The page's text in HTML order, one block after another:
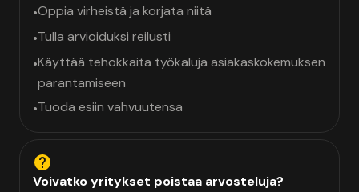
•Oppia virheistä ja korjata niitä
•Tulla arvioiduksi reilusti
•Käyttää tehokkaita työkaluja asiakaskokemuksen
parantamiseen
•Tuoda esiin vahvuutensa
Voivatko yritykset poistaa arvosteluja?